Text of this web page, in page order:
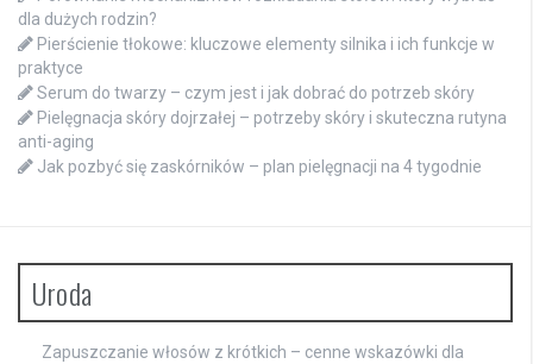
dla dużych rodzin?
Pierścienie tłokowe: kluczowe elementy silnika i ich funkcje w
praktyce
Serum do twarzy – czym jest i jak dobrać do potrzeb skóry
Pielęgnacja skóry dojrzałej – potrzeby skóry i skuteczna rutyna
anti-aging
Jak pozbyć się zaskórników – plan pielęgnacji na 4 tygodnie
Uroda
Zapuszczanie włosów z krótkich – cenne wskazówki dla